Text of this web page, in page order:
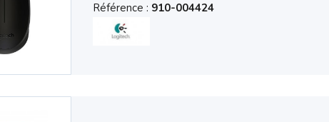
Référence : 910-004424